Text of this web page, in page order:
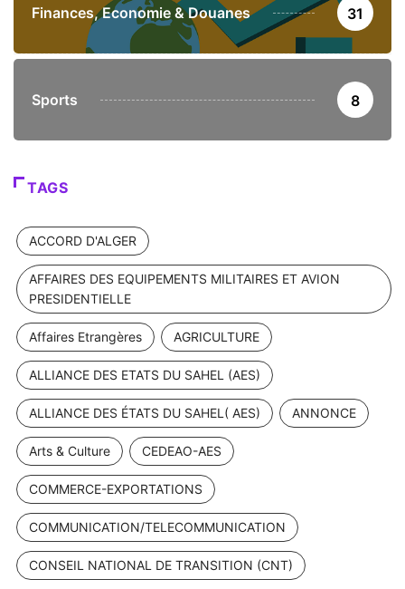
Finances, Economie & Douanes 31
Sports 8
TAGS
ACCORD D'ALGER
AFFAIRES DES EQUIPEMENTS MILITAIRES ET AVION
PRESIDENTIELLE
Affaires Etrangères AGRICULTURE
ALLIANCE DES ETATS DU SAHEL (AES)
ALLIANCE DES ÉTATS DU SAHEL( AES) ANNONCE
Arts & Culture CEDEAO-AES
COMMERCE-EXPORTATIONS
COMMUNICATION/TELECOMMUNICATION
CONSEIL NATIONAL DE TRANSITION (CNT)